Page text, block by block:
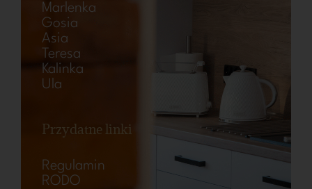
Marlenka
Gosia
Asia
Teresa
Kalinka
Ula
Przydatne linki
Regulamin
RODO